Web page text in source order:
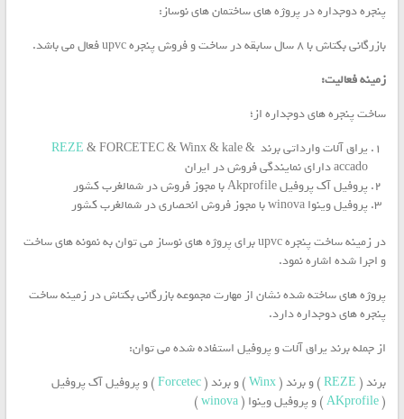
پنجره دوجداره در پروژه های ساختمان های نوساز:
بازرگانی بکتاش با ۸ سال سابقه در ساخت و فروش پنجره upvc فعال می باشد.
زمینه فعالیت:
ساخت پنجره های دوجداره از؛
یراق آلات وارداتی برند
REZE& FORCETEC & Winx & kale &
accado دارای نمایندگی فروش در ایران
پروفیل آک پروفیل Akprofile با مجوز فروش در شمالغرب کشور
پروفیل وینوا winova با مجوز فروش انحصاری در شمالغرب کشور
در زمینه ساخت پنجره upvc برای پروژه های نوساز می توان به نمونه های ساخت
و اجرا شده اشاره نمود.
پروژه های ساخته شده نشان از مهارت مجموعه بازرگانی بکتاش در زمینه ساخت
پنجره های دوجداره دارد.
از جمله برند یراق آلات و پروفیل استفاده شده می توان:
برند (REZE ) و برند (Winx ) و برند (Forcetec) و پروفیل آک پروفیل
(
AKprofile) و پروفیل وینوا (winova
)